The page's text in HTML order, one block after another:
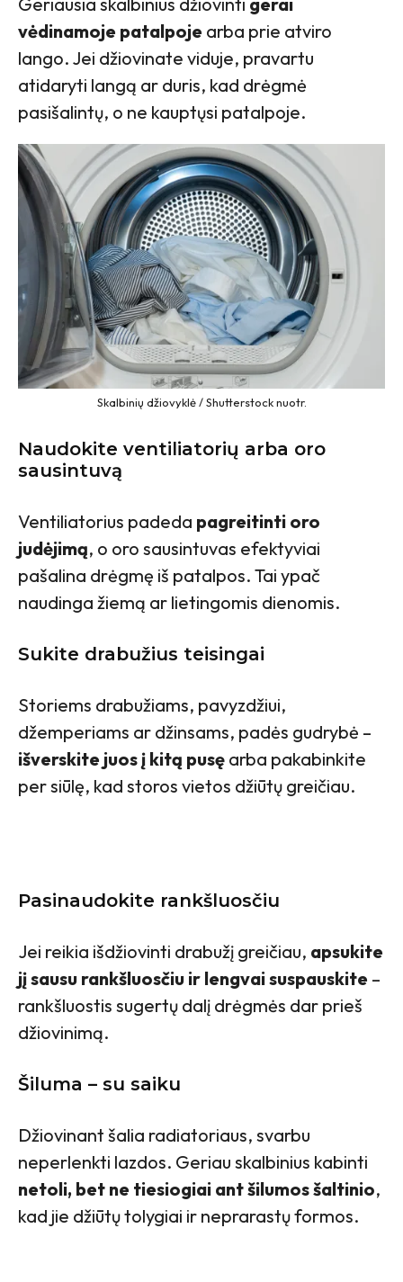
vėdinamoje patalpoje arba prie atviro
lango. Jei džiovinate viduje, pravartu
atidaryti langą ar duris, kad drėgmė
pasišalintų, o ne kauptųsi patalpoje.
Skalbinių džiovyklė / Shutterstock nuotr.
Naudokite ventiliatorių arba oro
sausintuvą
Ventiliatorius padeda pagreitinti oro
judėjimą, o oro sausintuvas efektyviai
pašalina drėgmę iš patalpos. Tai ypač
naudinga žiemą ar lietingomis dienomis.
Sukite drabužius teisingai
Storiems drabužiams, pavyzdžiui,
džemperiams ar džinsams, padės gudrybė –
išverskite juos į kitą pusę arba pakabinkite
per siūlę, kad storos vietos džiūtų greičiau.
Pasinaudokite rankšluosčiu
Jei reikia išdžiovinti drabužį greičiau, apsukite
jį sausu rankšluosčiu ir lengvai suspauskite –
rankšluostis sugertų dalį drėgmės dar prieš
džiovinimą.
Šiluma – su saiku
Džiovinant šalia radiatoriaus, svarbu
neperlenkti lazdos. Geriau skalbinius kabinti
netoli, bet ne tiesiogiai ant šilumos šaltinio,
kad jie džiūtų tolygiai ir neprarastų formos.